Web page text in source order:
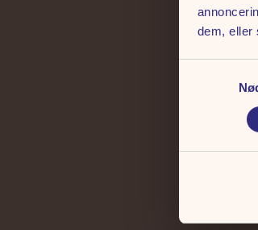
dem, eller